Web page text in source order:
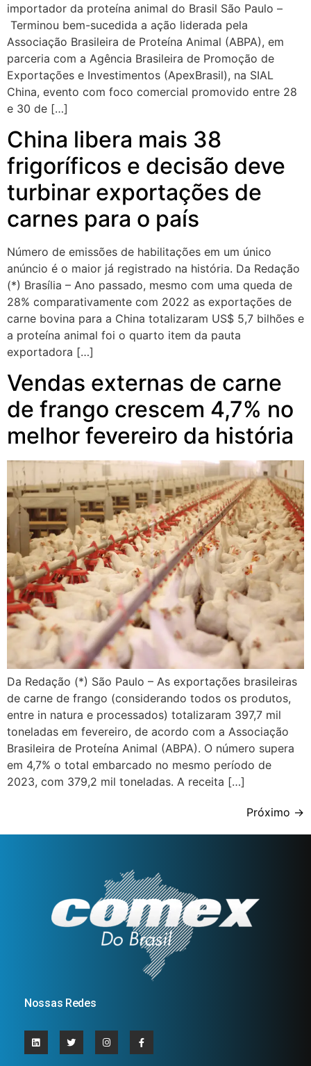
importador da proteína animal do Brasil São Paulo –
Terminou bem-sucedida a ação liderada pela
Associação Brasileira de Proteína Animal (ABPA), em
parceria com a Agência Brasileira de Promoção de
Exportações e Investimentos (ApexBrasil), na SIAL
China, evento com foco comercial promovido entre 28
e 30 de […]
China libera mais 38
frigoríficos e decisão deve
turbinar exportações de
carnes para o país
Número de emissões de habilitações em um único
anúncio é o maior já registrado na história. Da Redação
(*) Brasília – Ano passado, mesmo com uma queda de
28% comparativamente com 2022 as exportações de
carne bovina para a China totalizaram US$ 5,7 bilhões e
a proteína animal foi o quarto item da pauta
exportadora […]
Vendas externas de carne
de frango crescem 4,7% no
melhor fevereiro da história
Da Redação (*) São Paulo – As exportações brasileiras
de carne de frango (considerando todos os produtos,
entre in natura e processados) totalizaram 397,7 mil
toneladas em fevereiro, de acordo com a Associação
Brasileira de Proteína Animal (ABPA). O número supera
em 4,7% o total embarcado no mesmo período de
2023, com 379,2 mil toneladas. A receita […]
Próximo →
Nossas Redes